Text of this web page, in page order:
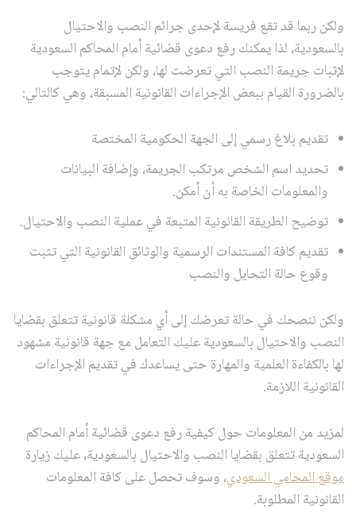
ولكن ربما قد تقع فريسة لإحدى جرائم النصب والاحتيال
بالسعودية، لذا يمكنك رفع دعوى قضائية أمام المحاكم السعودية
لإثبات جريمة النصب التي تعرضت لها، ولكن لإتمام يتوجب
بالضرورة القيام ببعض الإجراءات القانونية المسبقة، وهي كالتالي:
تقديم بلاغ رسمي إلى الجهة الحكومية المختصة
تحديد اسم الشخص مرتكب الجريمة، وإضافة البيانات
والمعلومات الخاصة به أن أمكن.
توضيح الطريقة القانونية المتبعة في عملية النصب والاحتيال.
تقديم كافة المستندات الرسمية والوثائق القانونية التي تثبت
وقوع حالة التحايل والنصب
ولكن ننصحك في حالة تعرضك إلى أي مشكلة قانونية تتعلق بقضايا
النصب والاحتيال بالسعودية عليك التعامل مع جهة قانونية مشهود
لها بالكفاءة العلمية والمهارة حتى يساعدك في تقديم الإجراءات
القانونية اللازمة.
لمزيد من المعلومات حول كيفية رفع دعوى قضائية أمام المحاكم
السعودية تتعلق بقضايا النصب والاحتيال بالسعودية، عليك زيارة
موقع المحامي السعودي، وسوف تحصل على كافة المعلومات
القانونية المطلوبة.